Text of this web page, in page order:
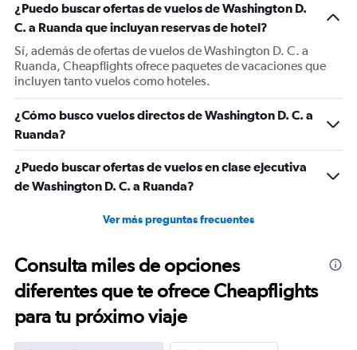
Y
axis
displaying
values.
Range:
0
2400.
¿Puedo buscar ofertas de vuelos de Washington D.
C. a Ruanda que incluyan reservas de hotel?
Sí, además de ofertas de vuelos de Washington D. C. a
Ruanda, Cheapflights ofrece paquetes de vacaciones que
incluyen tanto vuelos como hoteles.
¿Cómo busco vuelos directos de Washington D. C. a
Ruanda?
¿Puedo buscar ofertas de vuelos en clase ejecutiva
de Washington D. C. a Ruanda?
Ver más preguntas frecuentes
Consulta miles de opciones
diferentes que te ofrece Cheapflights
para tu próximo viaje